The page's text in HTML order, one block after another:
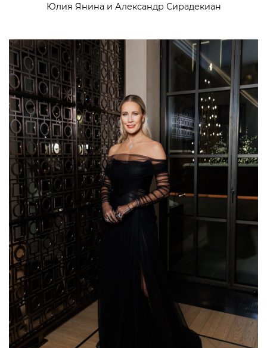
Юлия Янина и Александр Сирадекиан